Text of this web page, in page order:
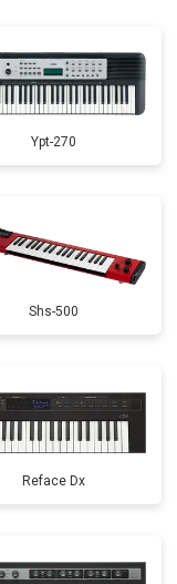
Ypt-270
Shs-500
Reface Dx